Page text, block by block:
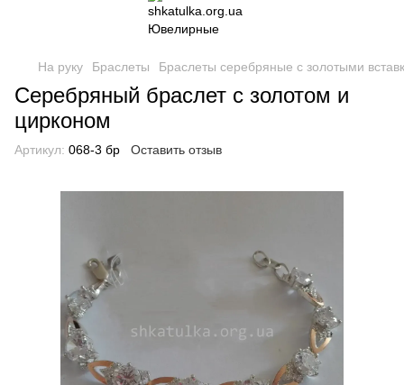
На руку Браслеты Браслеты серебряные с золотыми
Серебряный браслет с золотом и
цирконом
Артикул: 068-3 бр Оставить отзыв